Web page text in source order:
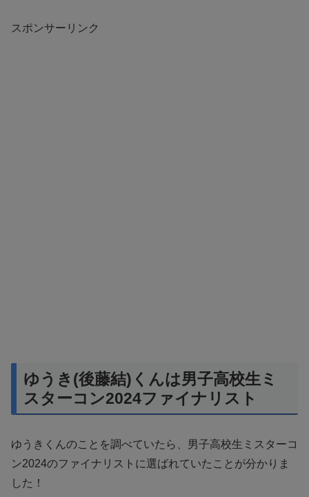
スポンサーリンク
ゆうき(後藤結)くんは男子高校生ミ
スターコン2024ファイナリスト
ゆうきくんのことを調べていたら、男子高校生ミスターコ
ン2024のファイナリストに選ばれていたことが分かりま
した！